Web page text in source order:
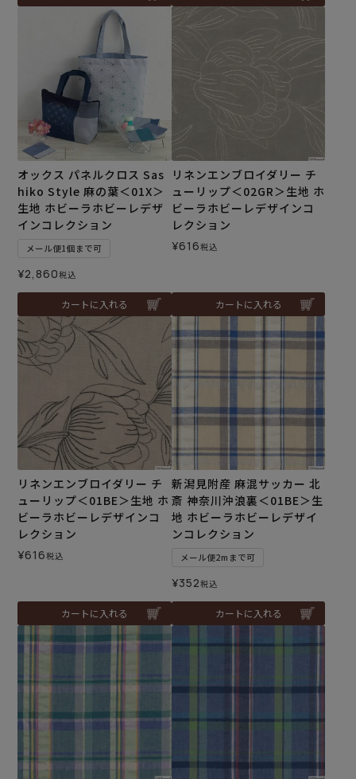
オックス パネルクロス Sas
hiko Style 麻の葉＜01X＞
生地 ホビーラホビーレデザ
インコレクション
メール便1個まで可
¥2,860税込
カートに入れる
リネンエンブロイダリー チ
ューリップ＜02GR＞生地 ホ
ビーラホビーレデザインコ
レクション
¥616税込
カートに入れる
リネンエンブロイダリー チ
ューリップ＜01BE＞生地 ホ
ビーラホビーレデザインコ
レクション
¥616税込
カートに入れる
新潟見附産 麻混サッカー 北
斎 神奈川沖浪裏＜01BE＞生
地 ホビーラホビーレデザイ
ンコレクション
メール便2mまで可
¥352税込
カートに入れる